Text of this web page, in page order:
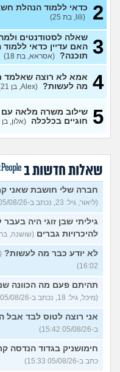
יש לי 11 שנות לימוד איך
משלים ל12?
(אסי, בן 35)
אני מרגישה שאני לא
לשום מקום
(ללללל, בת 24)
לימודים בתחום מזרחנות/
קרימינולוגיה עם אבחנות
פסיכיאטריות
(בר, בת 27)
ללמוד פסיכולוגיה? (מישהו,
87)
הייתם בוחרים לנשור
ספר כדי להתחיל מוקדם
(ירין, בת 19)
סיימתי תואר והבנתי
רוצה לעבוד בתחום, מה
עכשיו?
מס שאלות לסטודנטים
של המכללה האקדמית
(מתלבט לגבי תואר, בן 28)
לימודים מסלול בוקר או
(אנונימית, בת 27)
אילו יחידות טכנולוגיות
(אנונימי, בן 17)
החיים בתור סטודנט
(אנונימי, בן 20)
הנדסת בניין באריאל או
שמעון? (יותם, בן 23)
2 (lili, בת 25)
3 שאלה לסטודנטים
האם עדיין כדאי
תוכנה? (אסראא, בת 18)
4
אמא לא רוצה שאלמד
מה לעשות? (Alex, בן 21)
5 שילוב משרה מלאה עם
חוגיים בכלכלה (אלון, בן 22)
שאלות חדשות ב
חברה שלי חושבת שאני
(ליאור, גיל: 23, נכתב ב-05/08/26 16:22)
גיליתי שבן זוגי היה
להיכרויות גברים (שושנה, בת 37, כתבה ב-05/08/26
לא יודע כבר מה לעשות?
16:02)
תהיתם פעם מה הכוונה
(מיכל, גיל: 18, נכתב ב-05/08/26 15:51)
אני רוצה לטוס לבד אבל
ב-05/08/26 15:42)
חימושניק בגדוד הנדסה
כתב ב-05/08/26 15:33)